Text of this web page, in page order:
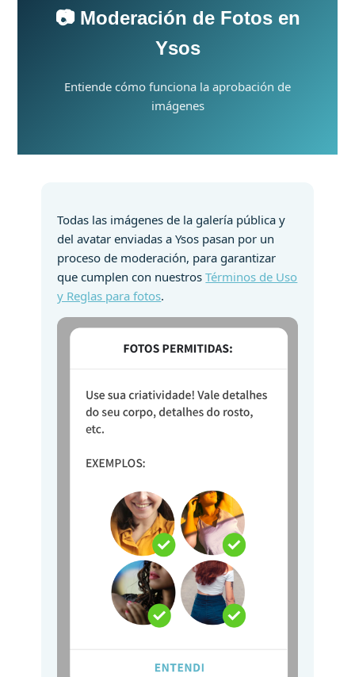
📷 Moderación de Fotos en
Ysos
Entiende cómo funciona la aprobación de
imágenes
Todas las imágenes de la galería pública y
del avatar enviadas a Ysos pasan por un
proceso de moderación, para garantizar
que cumplen con nuestrosTérminos de Uso
y Reglas para fotos.